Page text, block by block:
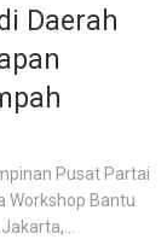
Daerah
Pusat Partai
Workshop Bantu